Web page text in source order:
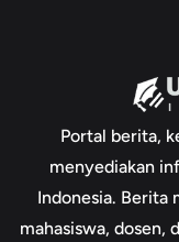
Portal berita,
menyediakan
Indonesia. Berita
mahasiswa, dosen,